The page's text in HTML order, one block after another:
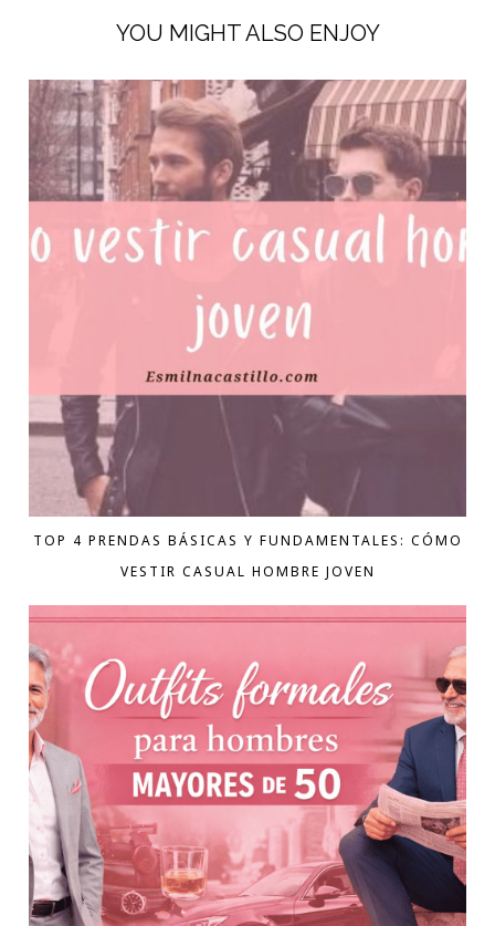
YOU MIGHT ALSO ENJOY
TOP 4 PRENDAS BÁSICAS Y FUNDAMENTALES: CÓMO
VESTIR CASUAL HOMBRE JOVEN